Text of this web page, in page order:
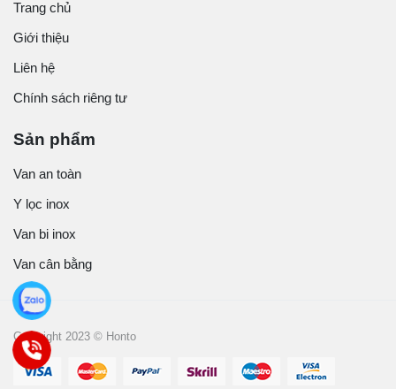
Trang chủ
Giới thiệu
Liên hệ
Chính sách riêng tư
Sản phẩm
Van an toàn
Y lọc inox
Van bi inox
Van cân bằng
Copyright 2023 © Honto